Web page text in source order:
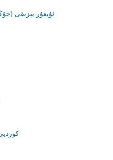
ئۇيغۇر يېزىقى